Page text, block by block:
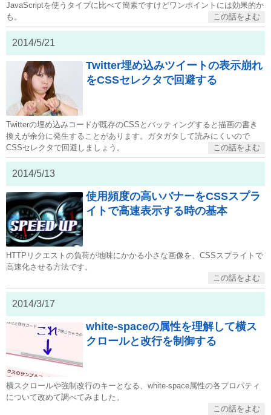
JavaScriptを使うタイプに比べて簡素ですけどワンポイントには効果的か
も。
2014/5/21
Twitter埋め込みツイートの表示崩れ
をCSSセレクタで回避する
Twitterの埋め込みコードが既存のCSSとバッティングすると描画の書き
換えが余分に発生することがあります。ガタガタして読みにくいので
CSSセレクタで回避しましょう。
2014/5/13
使用頻度の高いバナーをCSSスプラ
イトで高速表示する時の基本
HTTPリクエストの負荷が地味にかかる小さな画像を、CSSスプライトで
高速化させる方法です。
2014/3/17
white-spaceの属性を理解して横ス
クロールと改行を制御する
横スクロールや強制改行のキーとなる、white-space属性の各プロパティ
について改めて調べてみました。